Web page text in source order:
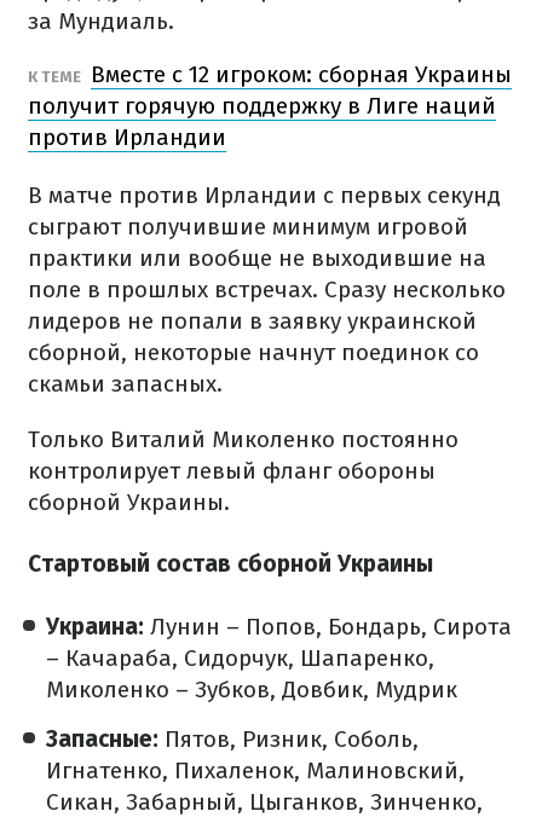
за Мундиаль.
К ТЕМЕ
Вместе с 12 игроком: сборная Украины
получит горячую поддержку в Лиге наций
против Ирландии
В матче против Ирландии с первых секунд
сыграют получившие минимум игровой
практики или вообще не выходившие на
поле в прошлых встречах. Сразу несколько
лидеров не попали в заявку украинской
сборной, некоторые начнут поединок со
скамьи запасных.
Только Виталий Миколенко постоянно
контролирует левый фланг обороны
сборной Украины.
Стартовый состав сборной Украины
Украина: Лунин – Попов, Бондарь, Сирота
– Качараба, Сидорчук, Шапаренко,
Миколенко – Зубков, Довбик, Мудрик
Запасные: Пятов, Ризник, Соболь,
Игнатенко, Пихаленок, Малиновский,
Сикан, Забарный, Цыганков, Зинченко,